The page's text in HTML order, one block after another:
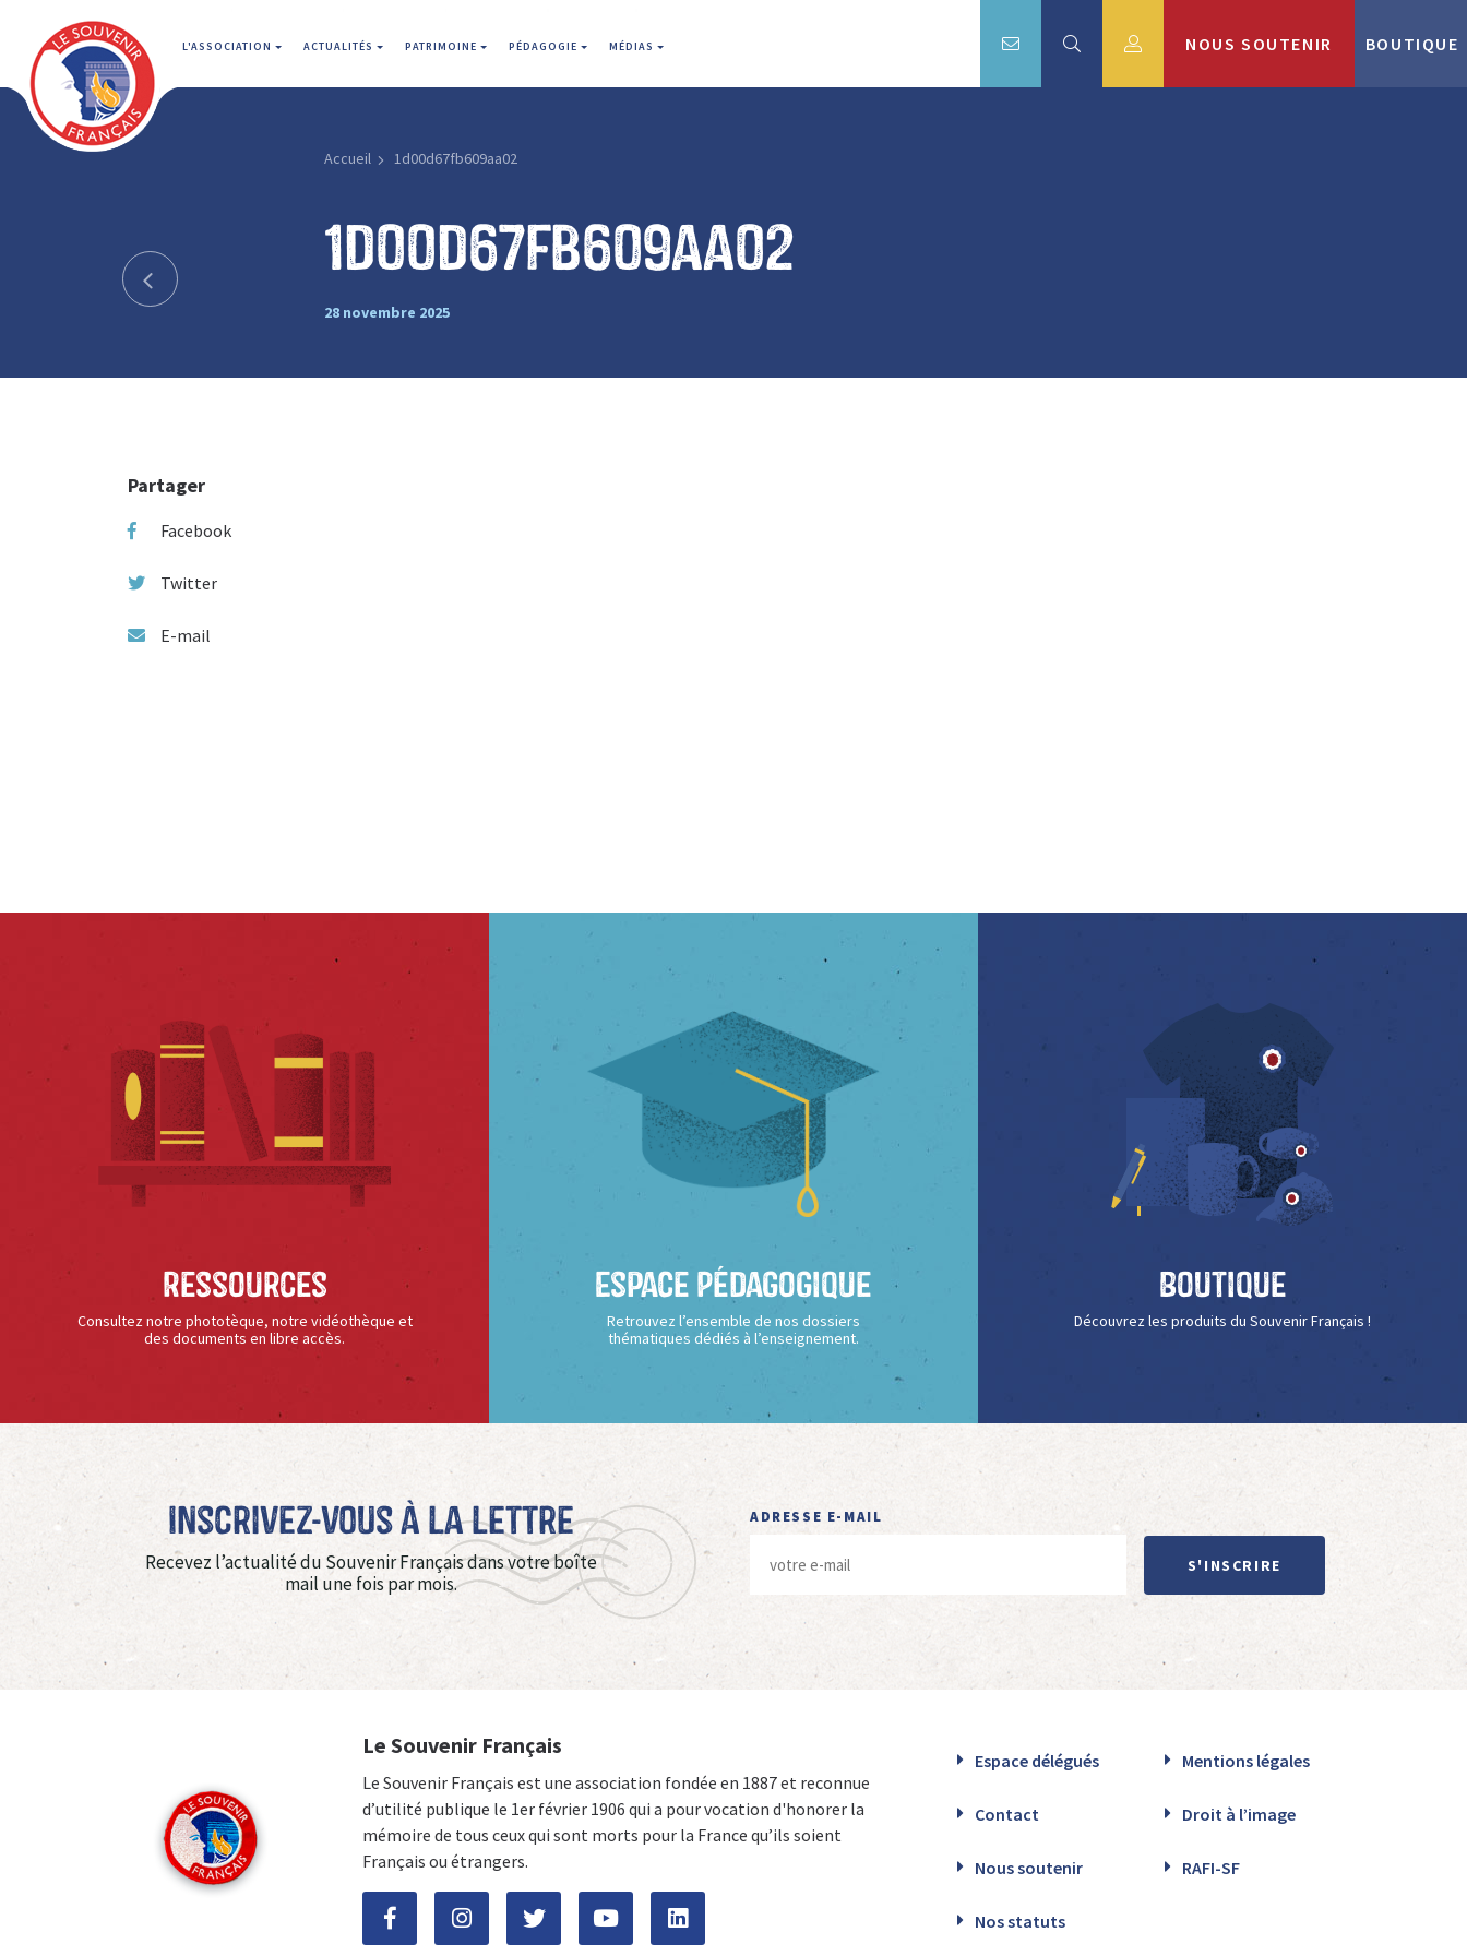
L'ASSOCIATION ACTUALITÉS PATRIMOINE PÉDAGOGIE MÉDIAS NOUS SOUTENIR BOUTIQUE
Accueil 1d00d67fb609aa02
1d00d67fb609aa02
28 novembre 2025
Partager
Facebook
Twitter
E-mail
Ressources
Consultez notre phototèque, notre vidéothèque et
des documents en libre accès.
Espace Pédagogique
Retrouvez l’ensemble de nos dossiers
thématiques dédiés à l’enseignement.
Boutique
Découvrez les produits du Souvenir Français !
Inscrivez-vous à La Lettre
Recevez l’actualité du Souvenir Français dans votre boîte
mail une fois par mois.
ADRESSE E-MAIL
S'INSCRIRE
Le Souvenir Français
Le Souvenir Français est une association fondée en 1887 et reconnue
d’utilité publique le 1er février 1906 qui a pour vocation d'honorer la
mémoire de tous ceux qui sont morts pour la France qu’ils soient
Français ou étrangers.
Espace délégués Mentions légales
Contact Droit à l’image
Nous soutenir RAFI-SF
Nos statuts